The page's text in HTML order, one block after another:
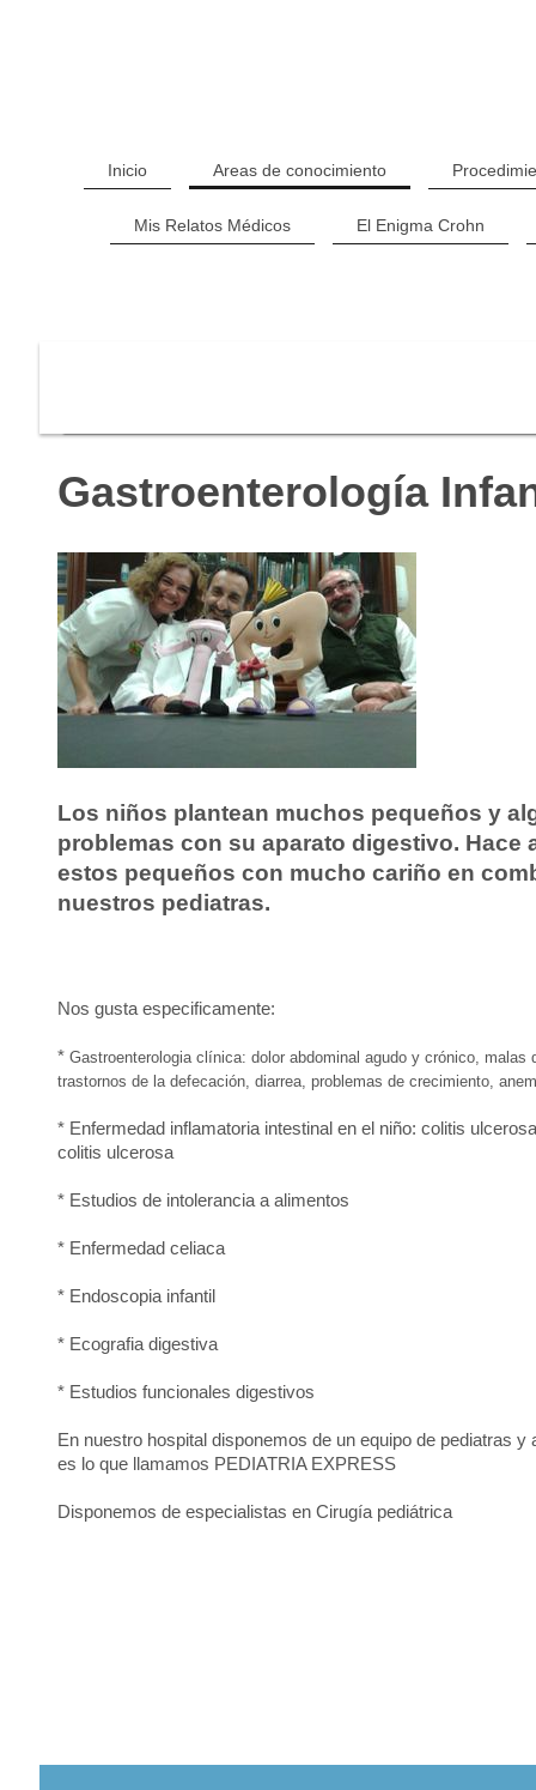
Inicio Areas de conocimiento
Mis Relatos Médicos El Enigma Crohn
Gastroenterología
Los niños plantean muchos pequeños y
problemas con su aparato digestivo. Hace
estos pequeños con mucho cariño en
nuestros pediatras.
Nos gusta especificamente:
* Gastroenterologia clínica: dolor abdominal agudo y crónico, malas
trastornos de la defecación, diarrea, problemas de crecimiento,
* Enfermedad inflamatoria intestinal en el niño: colitis
colitis ulcerosa
* Estudios de intolerancia a alimentos
* Enfermedad celiaca
* Endoscopia infantil
* Ecografia digestiva
* Estudios funcionales digestivos
En nuestro hospital disponemos de un equipo de pediatras
es lo que llamamos PEDIATRIA EXPRESS
Disponemos de especialistas en Cirugía pediátrica